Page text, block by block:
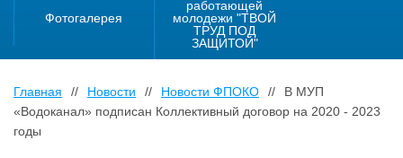
Фотогалерея
работающей
молодежи "ТВОЙ
ТРУД ПОД
ЗАЩИТОЙ"
Главная // Новости // Новости ФПОКО //
В МУП
«Водоканал» подписан Коллективный договор на 2020 - 2023
годы